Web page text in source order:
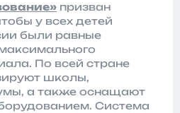
призван
у всех детей
были равные
По всей стране
школы,
а также оснащают
Система